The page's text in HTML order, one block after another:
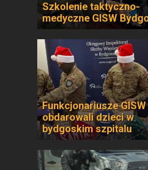
Szkolenie taktyczno-
medyczne GISW
Funkcjonariusze GISW
obdarowali dzieci w
bydgoskim szpitalu